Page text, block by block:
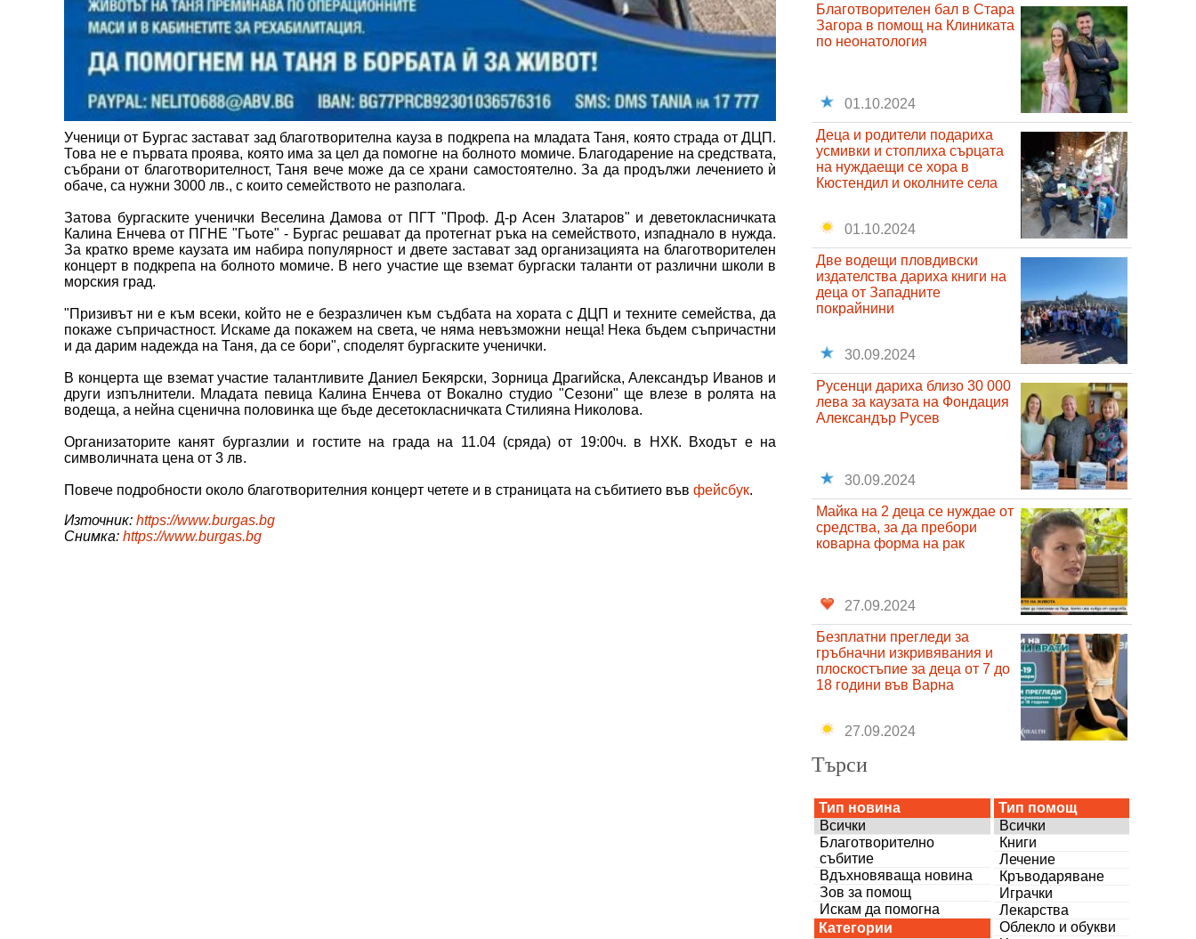
Ученици от Бургас застават зад благотворителна кауза в подкрепа на младата Таня, която страда от ДЦП.
Това не е първата проява, която има за цел да помогне на болното момиче. Благодарение на средствата,
събрани от благотворителност, Таня вече може да се храни самостоятелно. За да продължи лечението ѝ
обаче, са нужни 3000 лв., с които семейството не разполага.
Затова бургаските ученички Веселина Дамова от ПГТ "Проф. Д-р Асен Златаров" и деветокласничката
Калина Енчева от ПГНЕ "Гьоте" - Бургас решават да протегнат ръка на семейството, изпаднало в нужда.
За кратко време каузата им набира популярност и двете застават зад организацията на благотворителен
концерт в подкрепа на болното момиче. В него участие ще вземат бургаски таланти от различни школи в
морския град.
"Призивът ни е към всеки, който не е безразличен към съдбата на хората с ДЦП и техните семейства, да
покаже съпричастност. Искаме да покажем на света, че няма невъзможни неща! Нека бъдем съпричастни
и да дарим надежда на Таня, да се бори", споделят бургаските ученички.
В концерта ще вземат участие талантливите Даниел Бекярски, Зорница Драгийска, Александър Иванов и
други изпълнители. Младата певица Калина Енчева от Вокално студио "Сезони" ще влезе в ролята на
водеща, а нейна сценична половинка ще бъде десетокласничката Стилияна Николова.
Организаторите канят бургазлии и гостите на града на 11.04 (сряда) от 19:00ч. в НХК. Входът е на
символичната цена от 3 лв.
Повече подробности около благотворителния концерт четете и в страницата на събитието във фейсбук.
Източник: https://www.burgas.bg
Снимка: https://www.burgas.bg
Благотворителен бал в Стара
Загора в помощ на Клиниката
по неонатология
01.10.2024
Деца и родители подариха
усмивки и стоплиха сърцата
на нуждаещи се хора в
Кюстендил и околните села
01.10.2024
Две водещи пловдивски
издателства дариха книги на
деца от Западните
покрайнини
30.09.2024
Русенци дариха близо 30 000
лева за каузата на Фондация
Александър Русев
30.09.2024
Майка на 2 деца се нуждае от
средства, за да пребори
коварна форма на рак
27.09.2024
Безплатни прегледи за
гръбначни изкривявания и
плоскостъпие за деца от 7 до
18 години във Варна
27.09.2024
Търси
Тип новина
Всички
Благотворително
събитие
Вдъхновяваща новина
Зов за помощ
Искам да помогна
Категории
Тип помощ
Всички
Книги
Лечение
Кръводаряване
Играчки
Лекарства
Облекло и обукви